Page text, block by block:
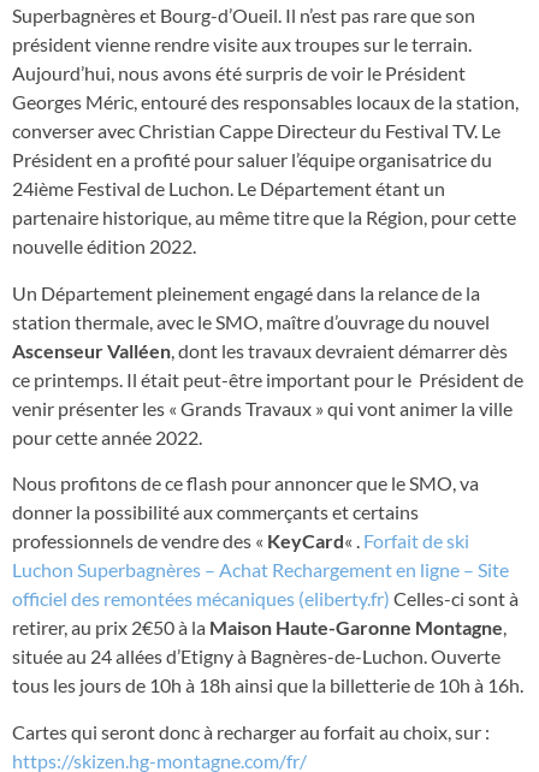
Superbagnères et Bourg-d’Oueil. Il n’est pas rare que son
président vienne rendre visite aux troupes sur le terrain.
Aujourd’hui, nous avons été surpris de voir le Président
Georges Méric, entouré des responsables locaux de la station,
converser avec Christian Cappe Directeur du Festival TV. Le
Président en a profité pour saluer l’équipe organisatrice du
24ième Festival de Luchon. Le Département étant un
partenaire historique, au même titre que la Région, pour cette
nouvelle édition 2022.
Un Département pleinement engagé dans la relance de la
station thermale, avec le SMO, maître d’ouvrage du nouvel
Ascenseur Valléen , dont les travaux devraient démarrer dès
ce printemps. Il était peut-être important pour le Président de
venir présenter les « Grands Travaux » qui vont animer la ville
pour cette année 2022.
Nous profitons de ce flash pour annoncer que le SMO, va
donner la possibilité aux commerçants et certains
professionnels de vendre des « KeyCard« . Forfait de ski
Luchon Superbagnères – Achat Rechargement en ligne – Site
officiel des remontées mécaniques (eliberty.fr) Celles-ci sont à
retirer, au prix 2€50 à la Maison Haute-Garonne Montagne,
située au 24 allées d’Etigny à Bagnères-de-Luchon. Ouverte
tous les jours de 10h à 18h ainsi que la billetterie de 10h à 16h.
Cartes qui seront donc à recharger au forfait au choix, sur :
https://skizen.hg-montagne.com/fr/